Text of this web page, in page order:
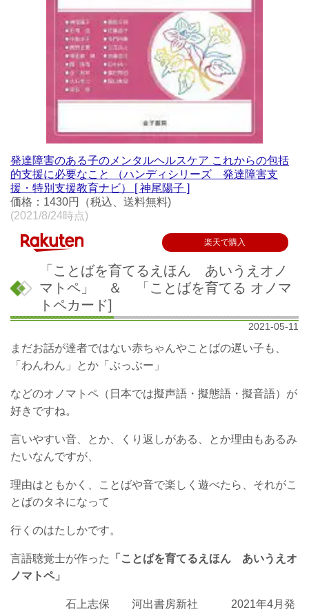
発達障害のある子のメンタルヘルスケア これからの包括
的支援に必要なこと （ハンディシリーズ 発達障害支
援・特別支援教育ナビ） [ 神尾陽子 ]
価格：1430円（税込、送料無料)
(2021/8/24時点)
楽天で購入
「ことばを育てるえほん あいうえオノ
マトペ」 ＆ 「ことばを育てる オノマ
トペカード]
2021-05-11
まだお話が達者ではない赤ちゃんやことばの遅い子も、
「わんわん」とか「ぶっぶー」
などのオノマトペ（日本では擬声語・擬態語・擬音語）が
好きですね。
言いやすい音、とか、くり返しがある、とか理由もあるみ
たいなんですが、
理由はともかく、ことばや音で楽しく遊べたら、それがこ
とばのタネになって
行くのはたしかです。
言語聴覚士が作った
「ことばを育てるえほん あいうえオ
ノマトペ」
石上志保 河出書房新社 2021年4月発